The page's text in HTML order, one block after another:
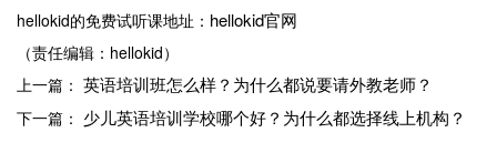
hellokid的免费试听课地址： hellokid官网
（责任编辑：hellokid）
上一篇： 英语培训班怎么样？为什么都说要请外教老师？
下一篇： 少儿英语培训学校哪个好？为什么都选择线上机构？